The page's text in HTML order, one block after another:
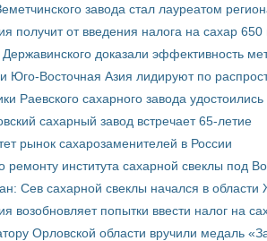
завода стал лауреатом
получит от введения налога на сахар
доказали эффективность
Юго-Восточная Азия лидируют по
Раевского сахарного завода удостоились
сахарный завод встречает 65-летие
рынок сахарозаменителей в России
ремонту института сахарной свеклы под
Сев сахарной свеклы начался в области
возобновляет попытки ввести налог на
Орловской области вручили медаль